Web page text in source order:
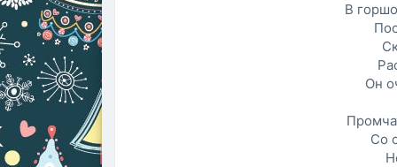
В
Он
Со